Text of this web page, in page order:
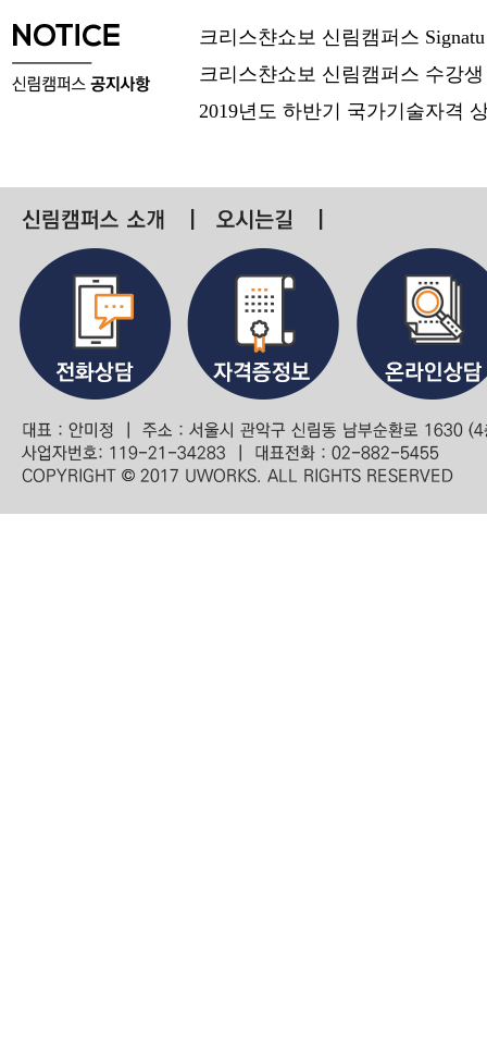
크리스챤쇼보 신림캠퍼스
크리스챤쇼보 신림캠퍼스 수강
2019년도 하반기 국가기술자격